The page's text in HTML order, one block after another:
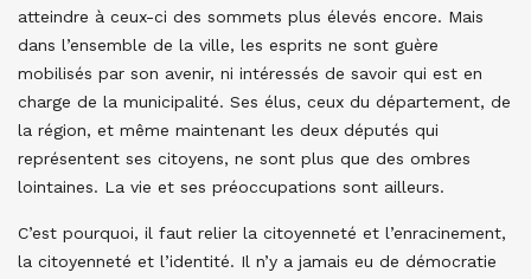
atteindre à ceux-ci des sommets plus élevés encore. Mais
dans l’ensemble de la ville, les esprits ne sont guère
mobilisés par son avenir, ni intéressés de savoir qui est en
charge de la municipalité. Ses élus, ceux du département, de
la région, et même maintenant les deux députés qui
représentent ses citoyens, ne sont plus que des ombres
lointaines. La vie et ses préoccupations sont ailleurs.
C’est pourquoi, il faut relier la citoyenneté et l’enracinement,
la citoyenneté et l’identité. Il n’y a jamais eu de démocratie